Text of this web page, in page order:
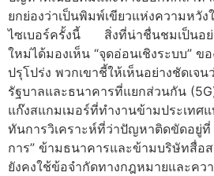
ยกย่องว่าเป็นพิมพ์เขียวแห่งความหวั
ไซเบอร์ครั้งนี้ สิ่งที่น่าชื่นชมเป็นอย่
ใหม่ได้มองเห็น “จุดอ่อนเชิงระบบ” ข
ปรุโปร่ง พวกเขาชี้ให้เห็นอย่างชัดเจ
รัฐบาลและธนาคารที่แยกส่วนกัน
แก๊งสแกมเมอร์ที่ทำงานข้ามประเทศ
ทันการวิเคราะห์ที่ว่าปัญหาติดขัดอยู่ที่
การ” ข้ามธนาคารและข้ามบริษัทสื่อ
ยังคงใช้ข้อจำกัดทางกฎหมายและคว